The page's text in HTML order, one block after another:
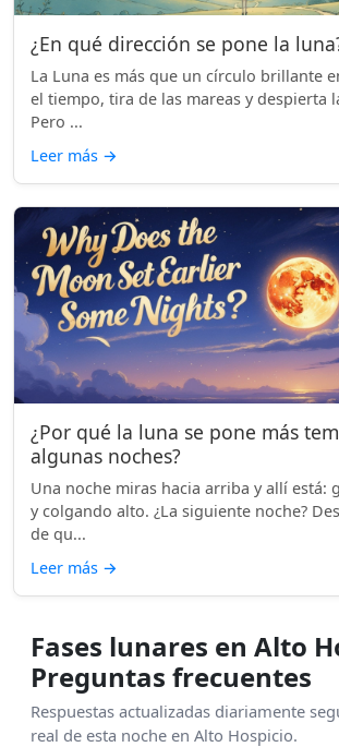
¿En qué dirección se pone la
La Luna es más que un círculo brillante
el tiempo, tira de las mareas y despierta
Pero ...
Leer más →
¿Por qué la luna se pone más
algunas noches?
Una noche miras hacia arriba y allí está:
y colgando alto. ¿La siguiente noche?
de qu...
Leer más →
Fases lunares en Alto
Preguntas frecuentes
Respuestas actualizadas diariamente
real de esta noche en Alto Hospicio.